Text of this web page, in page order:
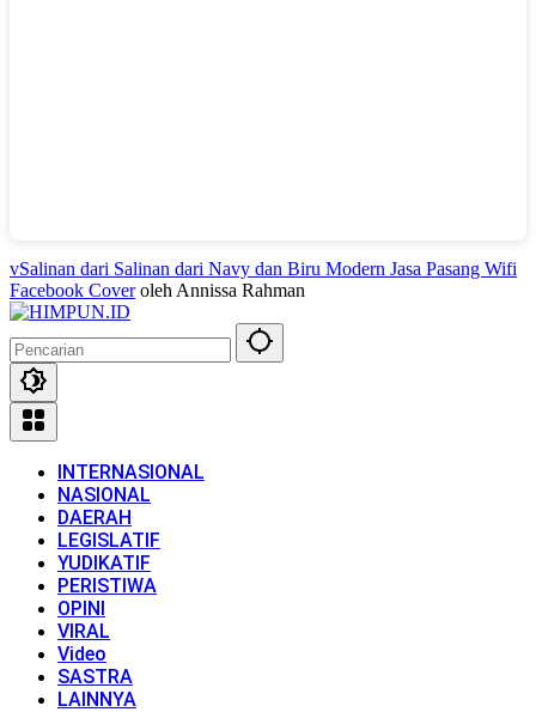
vSalinan dari Salinan dari Navy dan Biru Modern Jasa Pasang Wifi
Facebook Coveroleh Annissa Rahman
INTERNASIONAL
NASIONAL
DAERAH
LEGISLATIF
YUDIKATIF
PERISTIWA
OPINI
VIRAL
Video
SASTRA
LAINNYA